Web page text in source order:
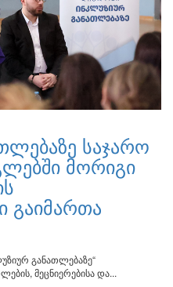
საჯარო
მორიგი
გაიმართა
განათლებაზე“
მეცნიერებისა და...